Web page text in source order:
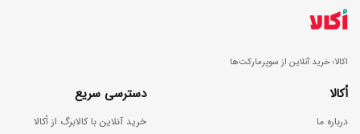
اکالا؛ خرید آنلاین از سوپرمارکت‌ها
اُکالا
درباره ما
دسترسی سریع
خرید آنلاین با کالابرگ از اُکالا